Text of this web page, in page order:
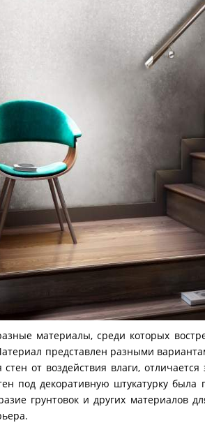
материалы, среди которых
представлен разными
от воздействия влаги,
под декоративную штукатурку
грунтовок и других материалов